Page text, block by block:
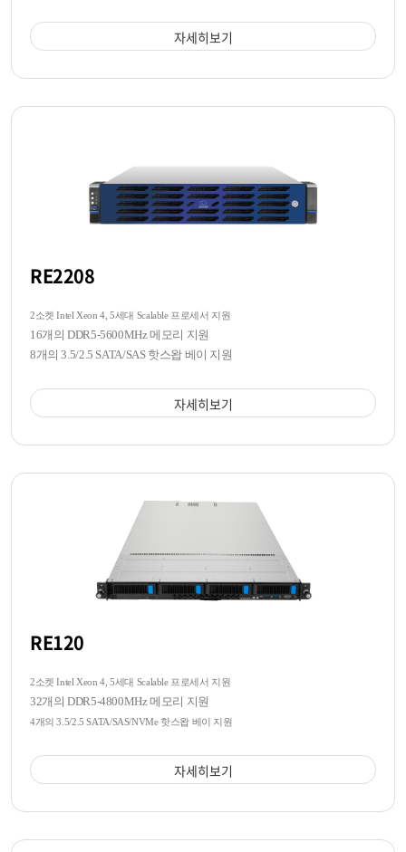
자세히보기
RE2208
2소켓 Intel Xeon 4, 5세대 Scalable 프로세서 지원
16개의 DDR5-5600MHz 메모리 지원
8개의 3.5/2.5 SATA/SAS 핫스왑 베이 지원
자세히보기
RE120
2소켓 Intel Xeon 4, 5세대 Scalable 프로세서 지원
32개의 DDR5-4800MHz 메모리 지원
4개의 3.5/2.5 SATA/SAS/NVMe 핫스왑 베이 지원
자세히보기